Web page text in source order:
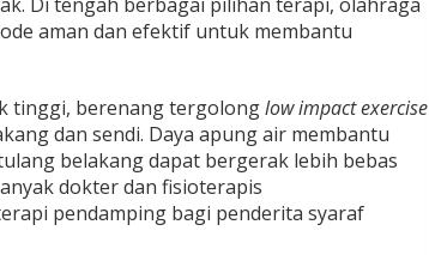
aman dan efektif untuk membantu
tinggi, berenang tergolonglow impact exercise
dan sendi. Daya apung air membantu
belakang dapat bergerak lebih bebas
dokter dan fisioterapis
pendamping bagi penderita syaraf